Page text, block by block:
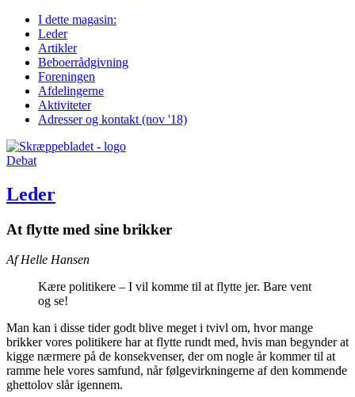
I dette magasin:
Leder
Artikler
Beboer­rådgivning
Foreningen
Afdelingerne
Aktiviteter
Adresser og kontakt (nov '18)
Debat
Leder
At flytte med sine brikker
Af Helle Hansen
Kære politikere – I vil komme til at flytte jer. Bare vent
og se!
Man kan i disse tider godt blive meget i tvivl om, hvor mange
brikker vores politikere har at flytte rundt med, hvis man begynder at
kigge nærmere på de konsekvenser, der om nogle år kommer til at
ramme hele vores samfund, når følgevirkningerne af den kommende
ghettolov slår igennem.